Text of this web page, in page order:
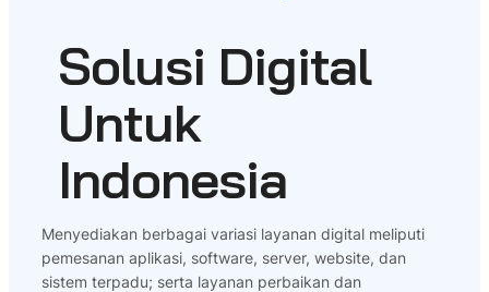
Solusi Digital
Untuk
Indonesia
Menyediakan berbagai variasi layanan digital meliputi
pemesanan aplikasi, software, server, website, dan
sistem terpadu; serta layanan perbaikan dan